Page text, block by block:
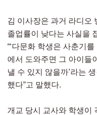
김 이사장은 과거 라디오
졸업률이 낮다는 사실을
“‘다문화 학생은 사춘기
에서 도와주면 그 아이들
낼 수 있지 않을까’라는
했다”고 말했다.
개교 당시 교사와 학생이